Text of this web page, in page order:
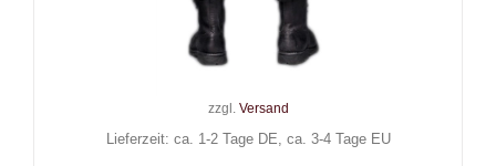
Bondage Noir
79,90
zzgl. Versand
Lieferzeit: ca. 1-2 Tage DE, ca. 3-4 Tage EU